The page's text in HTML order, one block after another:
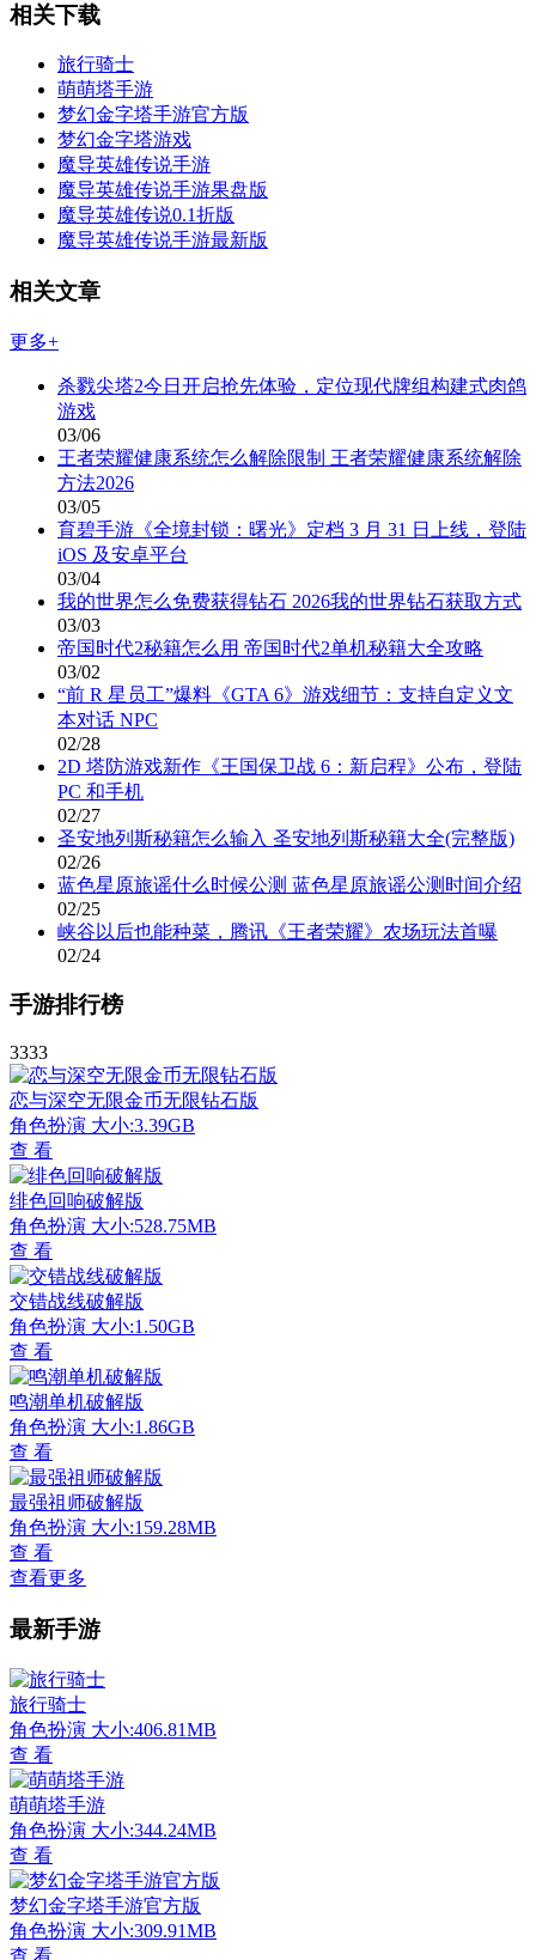
相关下载
旅行骑士
萌萌塔手游
梦幻金字塔手游官方版
梦幻金字塔游戏
魔导英雄传说手游
魔导英雄传说手游果盘版
魔导英雄传说0.1折版
魔导英雄传说手游最新版
相关文章
更多+
杀戮尖塔2今日开启抢先体验，定位现代牌组构建式肉鸽
游戏
03/06
王者荣耀健康系统怎么解除限制 王者荣耀健康系统解除
方法2026
03/05
育碧手游《全境封锁：曙光》定档 3 月 31 日上线，登陆
iOS 及安卓平台
03/04
我的世界怎么免费获得钻石 2026我的世界钻石获取方式
03/03
帝国时代2秘籍怎么用 帝国时代2单机秘籍大全攻略
03/02
“前 R 星员工”爆料《GTA 6》游戏细节：支持自定义文
本对话 NPC
02/28
2D 塔防游戏新作《王国保卫战 6：新启程》公布，登陆
PC 和手机
02/27
圣安地列斯秘籍怎么输入 圣安地列斯秘籍大全(完整版)
02/26
蓝色星原旅谣什么时候公测 蓝色星原旅谣公测时间介绍
02/25
峡谷以后也能种菜，腾讯《王者荣耀》农场玩法首曝
02/24
手游排行榜
3333
恋与深空无限金币无限钻石版
角色扮演 大小:3.39GB
查 看
绯色回响破解版
角色扮演 大小:528.75MB
查 看
交错战线破解版
角色扮演 大小:1.50GB
查 看
鸣潮单机破解版
角色扮演 大小:1.86GB
查 看
最强祖师破解版
角色扮演 大小:159.28MB
查 看
查看更多
最新手游
旅行骑士
角色扮演 大小:406.81MB
查 看
萌萌塔手游
角色扮演 大小:344.24MB
查 看
梦幻金字塔手游官方版
角色扮演 大小:309.91MB
查 看